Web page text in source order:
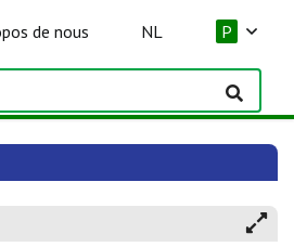
de nous NL P